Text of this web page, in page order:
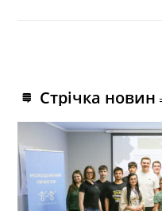
Стрічка новин